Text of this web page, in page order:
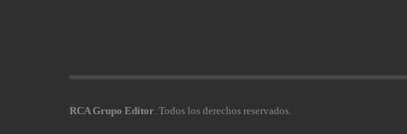
RCA Grupo Editor. Todos los derechos reservados.